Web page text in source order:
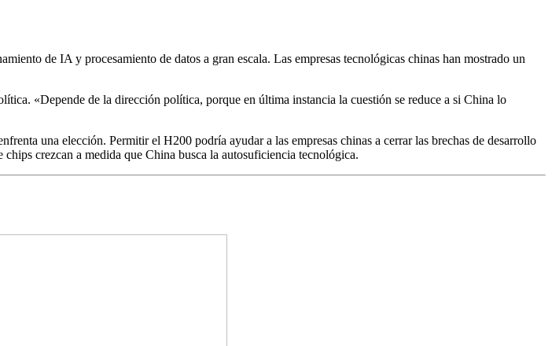
de IA y procesamiento de datos a gran escala. Las empresas tecnológicas chinas han mostrado un
«Depende de la dirección política, porque en última instancia la cuestión se reduce a si China lo
una elección. Permitir el H200 podría ayudar a las empresas chinas a cerrar las brechas de desarrollo
crezcan a medida que China busca la autosuficiencia tecnológica.